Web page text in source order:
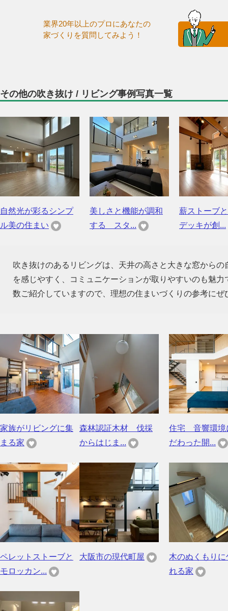
業界20年以上のプロにあなたの
家づくりを質問してみよう！
その他の吹き抜け / リビング事例写真一覧
自然光が彩るシンプ
ル美の住まい
美しさと機能が調和
する スタ...
薪ストーブ
デッキが創...
吹き抜けのあるリビングは、天井の高さと大きな窓から
を感じやすく、コミュニケーションが取りやすいのも魅
数ご紹介していますので、理想の住まいづくりの参考にぜ
家族がリビングに集
まる家
森林認証木材 伐採
からはじま...
住宅 音響環境
だわった開...
ペレットストーブと
モロッカン...
大阪市の現代町屋
木のぬくもりに
れる家